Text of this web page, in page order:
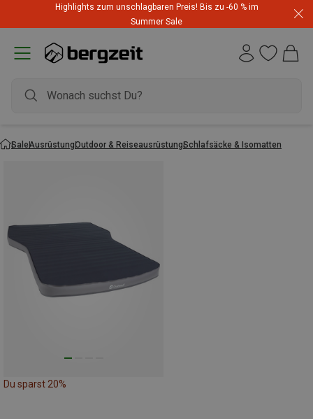
Highlights zum unschlagbaren Preis! Bis zu -60 % im
Summer Sale
SaleAusrüstungOutdoor & ReiseausrüstungSchlafsäcke & Isomatten
Du sparst 20%